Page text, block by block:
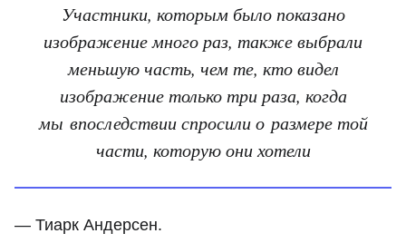
Участники, которым было показано
изображение много раз, также выбрали
меньшую часть, чем те, кто видел
изображение только три раза, когда
мы впоследствии спросили о размере той
части, которую они хотели
— Тиарк Андерсен.